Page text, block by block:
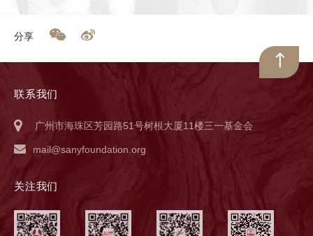
分享
联系我们
广州市海珠区芳园路51号树根大厦11楼三一基金会
mail@sanyfoundation.org
关注我们